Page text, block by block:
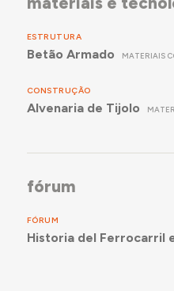
ESTRUTURA
Betão Armado MATERIAIS
CONSTRUÇÃO
Alvenaria de Tijolo
fórum
FÓRUM
Historia del Ferrocarril